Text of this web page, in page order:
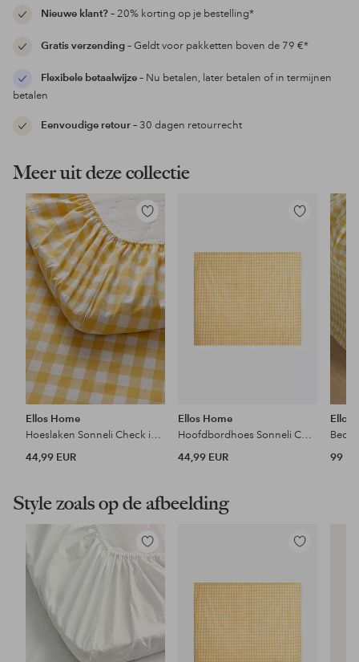
Nieuwe klant?– 20% korting op je bestelling*
Gratis verzending– Geldt voor pakketten boven de 79 €*
Flexibele betaalwijze– Nu betalen, later betalen of in termijnen
betalen
Eenvoudige retour– 30 dagen retourrecht
Meer uit deze collectie
Toevoegen
favorieten
Ellos Home
Hoeslaken Sonneli Check in katoen
44,99 EUR
Toevoegen
favorieten
Ellos Home
Hoofdbordhoes Sonneli Check in katoen
44,99 EUR
Ellos
99
Style zoals op de afbeelding
Toevoegen
aan
favorieten
Toevoegen